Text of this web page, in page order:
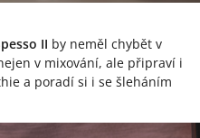
II by neměl chybět v
v mixování, ale připraví i
a poradí si i se šleháním